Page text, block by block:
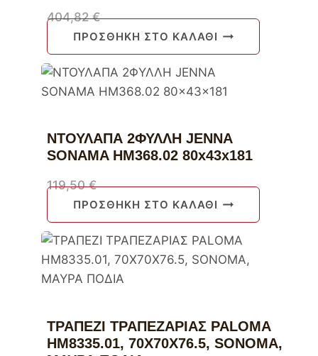
404,82€
ΠΡΟΣΘΉΚΗ ΣΤΟ ΚΑΛΆΘΙ
ΝΤΟΥΛΑΠΑ 2ΦΥΛΛΗ JENNA
SONAMA HM368.02 80x43x181
119,50€
ΠΡΟΣΘΉΚΗ ΣΤΟ ΚΑΛΆΘΙ
ΤΡΑΠΕΖΙ ΤΡΑΠΕΖΑΡΙΑΣ PALOMA
HM8335.01, 70Χ70X76.5, SONOMA,